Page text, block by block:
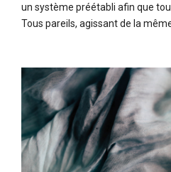
un système préétabli afin que
Tous pareils, agissant de la